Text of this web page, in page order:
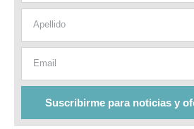
Suscribirme para noticias y